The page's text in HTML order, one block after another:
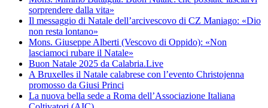
sorprendere dalla vita»
Il messaggio di Natale dell’arcivescovo di CZ Maniago: «Dio
non resta lontano»
Mons. Giuseppe Alberti (Vescovo di Oppido): «Non
lasciamoci rubare il Natale»
Buon Natale 2025 da Calabria.Live
A Bruxelles il Natale calabrese con l’evento Christojenna
promosso da Giusi Princi
La nuova bella sede a Roma dell’Associazione Italiana